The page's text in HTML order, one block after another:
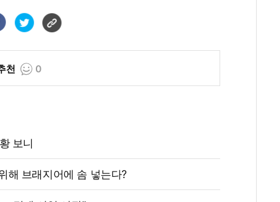
천 0
보니
해 브래지어에 솜 넣는다?